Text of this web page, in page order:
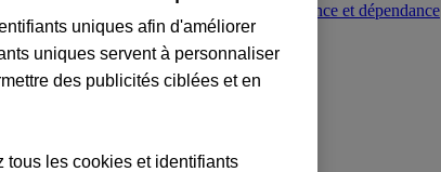
Conseils prévoyance et dépendance
uniques afin d'améliorer
uniques servent à personnaliser
des publicités ciblées et en
tous les cookies et identifiants